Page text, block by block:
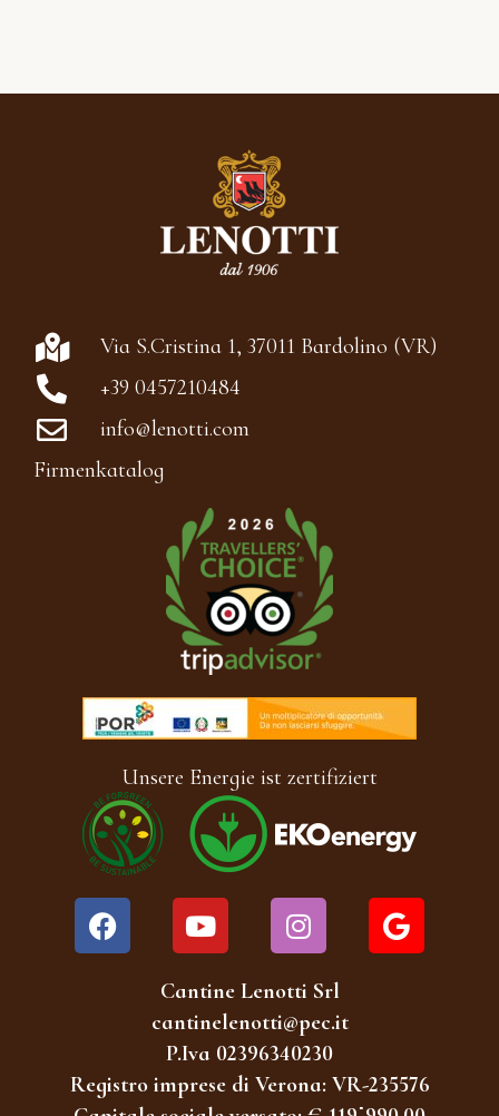
Via S.Cristina 1, 37011 Bardolino (VR)
+39 0457210484
info@lenotti.com
Firmenkatalog
Unsere Energie ist zertifiziert
Cantine Lenotti Srl
cantinelenotti@pec.it
P.Iva 02396340230
Registro imprese di Verona: VR-235576